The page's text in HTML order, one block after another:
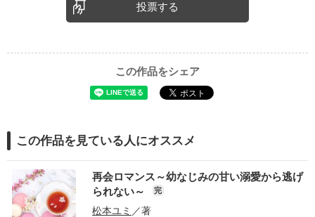
投票する
この作品をシェア
この作品を見ている人にオススメ
再会ロマンス～幼なじみの甘い溺愛から逃げ
られない～
完
松本ユミ ／著